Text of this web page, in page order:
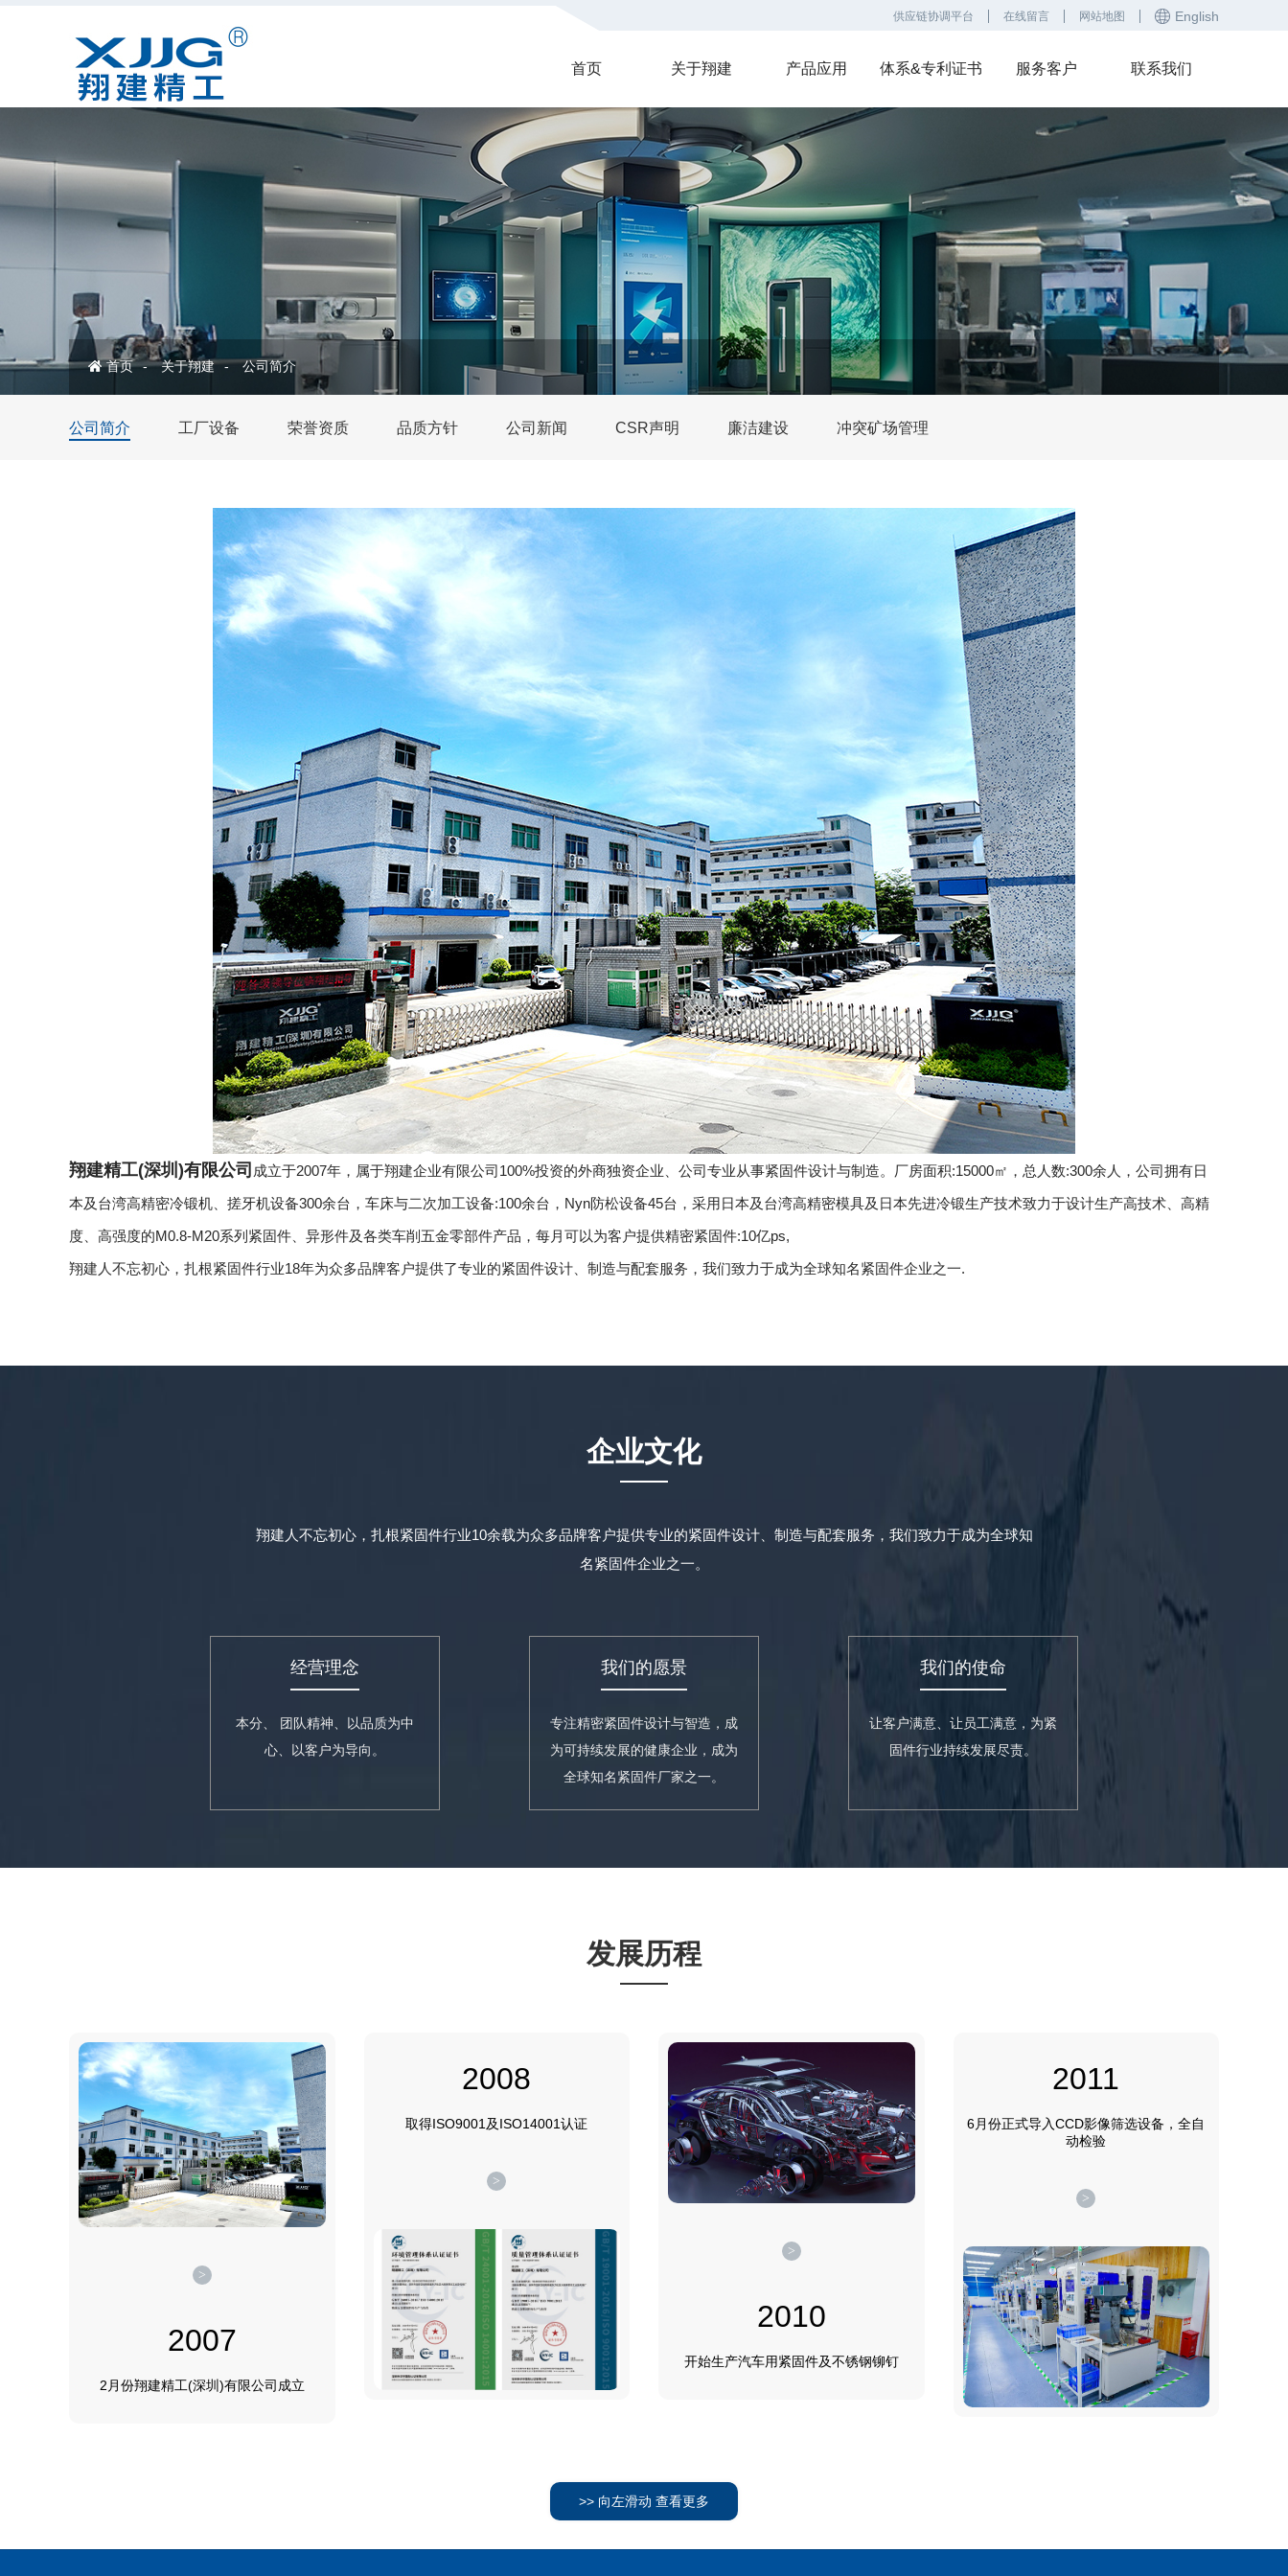
供应链协调平台 在线留言 网站地图 English
首页 关于翔建 产品应用 体系&专利证书 服务客户 联系我们
首页 关于翔建 公司简介
公司简介 工厂设备 荣誉资质 品质方针 公司新闻 CSR声明 廉洁建设 冲突矿场管理
翔建精工(深圳)有限公司 成立于2007年，属于翔建企业有限公司100%投资的外商独资企业、公司专业从事紧固件设计与制造。厂房面积:15000㎡，总人数:300余人，公司拥有日
本及台湾高精密冷锻机、搓牙机设备300余台，车床与二次加工设备:100余台，Nyn防松设备45台，采用日本及台湾高精密模具及日本先进冷锻生产技术致力于设计生产高技术、高精
度、高强度的M0.8-M20系列紧固件、异形件及各类车削五金零部件产品，每月可以为客户提供精密紧固件:10亿ps,
翔建人不忘初心，扎根紧固件行业18年为众多品牌客户提供了专业的紧固件设计、制造与配套服务，我们致力于成为全球知名紧固件企业之一.
企业文化
翔建人不忘初心，扎根紧固件行业10余载为众多品牌客户提供专业的紧固件设计、制造与配套服务，我们致力于成为全球知
名紧固件企业之一。
经营理念
本分、 团队精神、以品质为中
心、以客户为导向。
我们的愿景
专注精密紧固件设计与智造，成
为可持续发展的健康企业，成为
全球知名紧固件厂家之一。
我们的使命
让客户满意、让员工满意，为紧
固件行业持续发展尽责。
发展历程
>
2007
2月份翔建精工(深圳)有限公司成立
2008
取得ISO9001及ISO14001认证
>
>
2010
开始生产汽车用紧固件及不锈钢铆钉
2011
6月份正式导入CCD影像筛选设备，全自
动检验
>
>> 向左滑动 查看更多